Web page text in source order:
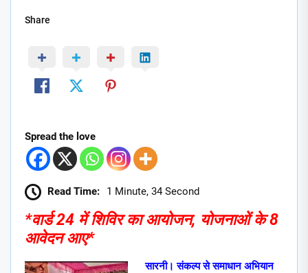
Share
Spread the love
Read Time: 1 Minute, 34 Second
*वार्ड 24 में शिविर का आयोजन, योजनाओं के 8
आवेदन आए*
सारनी। संकल्प से समाधान अभियान